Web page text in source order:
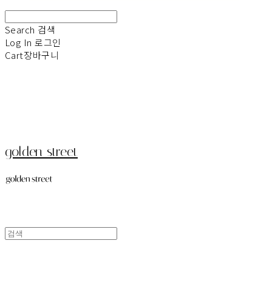
Search 검색
Log In 로그인
Cart장바구니
golden street